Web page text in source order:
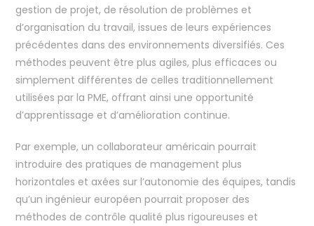
gestion de projet, de résolution de problèmes et
d’organisation du travail, issues de leurs expériences
précédentes dans des environnements diversifiés. Ces
méthodes peuvent être plus agiles, plus efficaces ou
simplement différentes de celles traditionnellement
utilisées par la PME, offrant ainsi une opportunité
d’apprentissage et d’amélioration continue.
Par exemple, un collaborateur américain pourrait
introduire des pratiques de management plus
horizontales et axées sur l’autonomie des équipes, tandis
qu’un ingénieur européen pourrait proposer des
méthodes de contrôle qualité plus rigoureuses et